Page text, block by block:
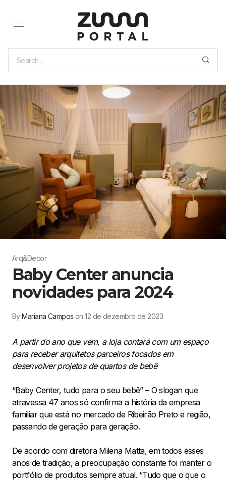
Arq&Decor
Baby Center anuncia
novidades para 2024
ByMariana Campos on 12 de dezembro de 2023
A partir do ano que vem, a loja contará com um espaço
para receber arquitetos parceiros focados em
desenvolver projetos de quartos de bebê
“Baby Center, tudo para o seu bebê” – O slogan que
atravessa 47 anos só confirma a história da empresa
familiar que está no mercado de Ribeirão Preto e região,
passando de geração para geração.
De acordo com diretora Milena Matta, em todos esses
anos de tradição, a preocupação constante foi manter o
portfólio de produtos sempre atual. “Tudo que o que o